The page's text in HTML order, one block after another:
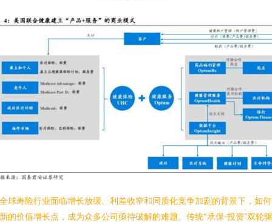
球寿险行业面临增长放缓、利差收窄和同质化竞争加剧的背景下，如
的价值增长点，成为众多公司亟待破解的难题。传统“承保-投资”双轮